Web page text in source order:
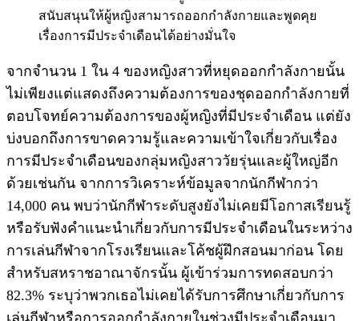
จากจำนวน 1 ใน 4 ของหญิงสาวที่หยุดออกกำลังกายนั้น
ไม่เพียงแต่แสดงถึงความต้องการของชุดออกกำลังกายที่
ตอบโจทย์ความต้องการของผู้หญิงที่มีประจำเดือน แต่ยัง
บ่งบอกถึงการขาดความรู้และความเข้าใจเกี่ยวกับเรื่อง
การมีประจำเดือนของกลุ่มหญิงสาววัยรุ่นและผู้ใหญ่อีก
ด้วยเช่นกัน จากการวิเคราะห์ข้อมูลจากนักกีฬากว่า
14,000 คน พบว่านักกีฬาระดับสูงยังไม่เคยมีโอกาสเรียนรู้
หรือรับฟังคำแนะนำเกี่ยวกับการมีประจำเดือนในระหว่าง
การเล่นกีฬาจากโรงเรียนและโค้ชผู้ฝึกสอนมาก่อน โดย
สำหรับสหราชอาณาจักรนั้น ผู้เข้าร่วมการทดสอบกว่า
82.3% ระบุว่าพวกเธอไม่เคยได้รับการศึกษาเกี่ยวกับการ